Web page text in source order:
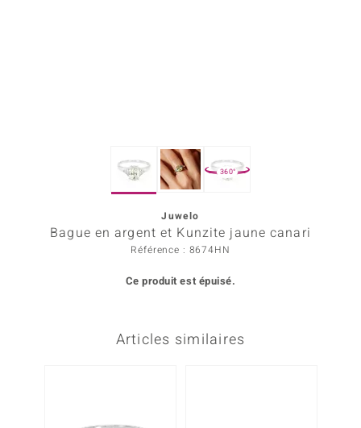
360°
Juwelo
Bague en argent et Kunzite jaune canari
Référence : 8674HN
Ce produit est épuisé.
Articles similaires